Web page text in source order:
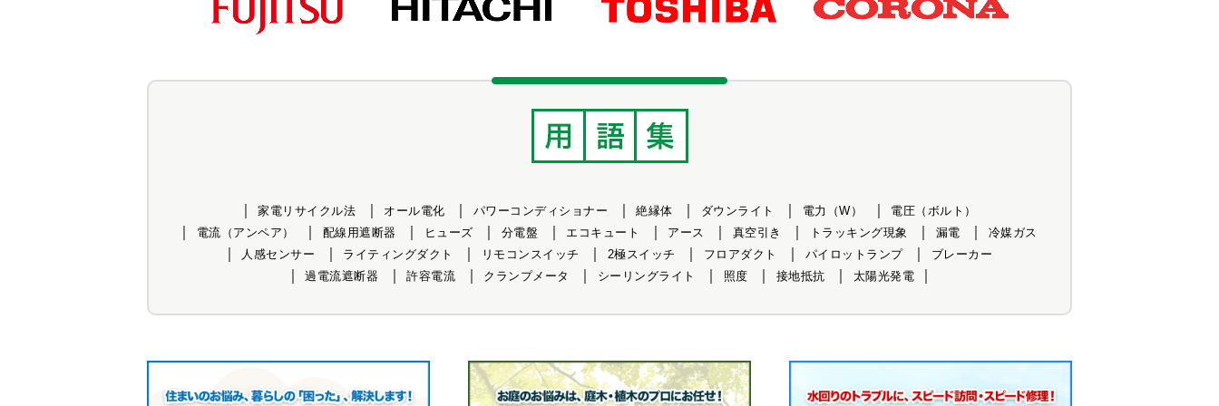
家電リサイクル法 オール電化 パワーコンディショナー 絶縁体 ダウンライト 電力（W）
電圧（ボルト）
電流（アンペア）
配線用遮断器 ヒューズ 分電盤 エコキュート アース 真空引き トラッキング現象 漏電
冷媒ガス
人感センサー
ライティングダクト リモコンスイッチ 2極スイッチ フロアダクト パイロットランプ
ブレーカー
過電流遮断器
許容電流 クランプメータ シーリングライト 照度 接地抵抗 太陽光発電